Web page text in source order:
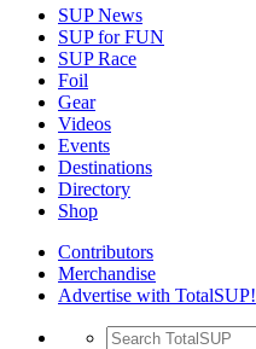
SUP News
SUP for FUN
SUP Race
Foil
Gear
Videos
Events
Destinations
Directory
Shop
Contributors
Merchandise
Advertise with TotalSUP!